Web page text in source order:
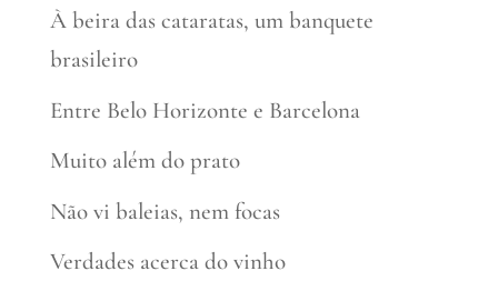
À beira das cataratas, um banquete
brasileiro
Entre Belo Horizonte e Barcelona
Muito além do prato
Não vi baleias, nem focas
Verdades acerca do vinho